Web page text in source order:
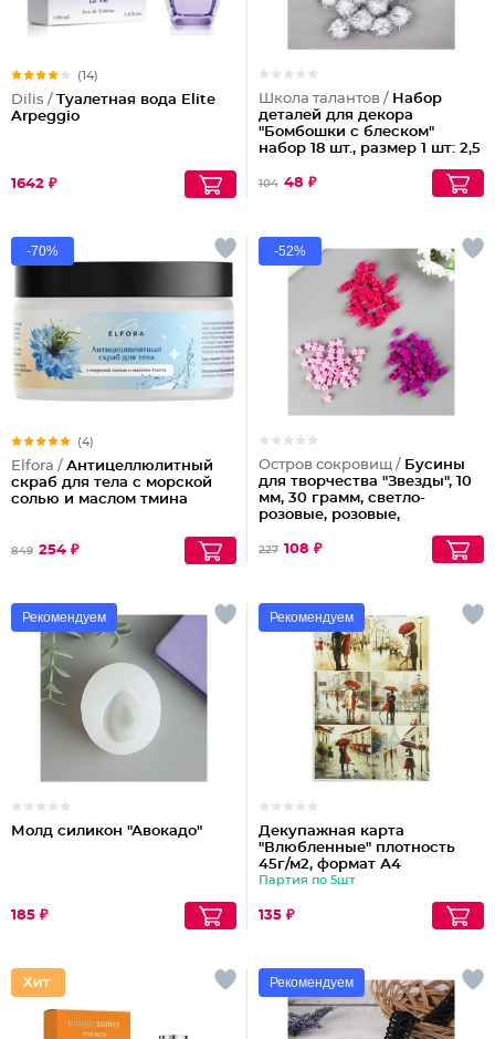
(14)
Dilis / Туалетная вода Elite
Arpeggio
1642 ₽
Школа талантов / Набор
деталей для декора
"Бомбошки с блеском"
набор 18 шт., размер 1 шт: 2,5
104 48 ₽
-70%
(4)
Elfora / Антицеллюлитный
скраб для тела с морской
солью и маслом тмина
849 254 ₽
-52%
Остров сокровищ / Бусины
для творчества "Звезды", 10
мм, 30 грамм, светло-
розовые, розовые,
227 108 ₽
Рекомендуем
Молд силикон "Авокадо"
185 ₽
Рекомендуем
Декупажная карта
"Влюбленные" плотность
45г/м2, формат А4
Партия по 5шт
135 ₽
Рекомендуем